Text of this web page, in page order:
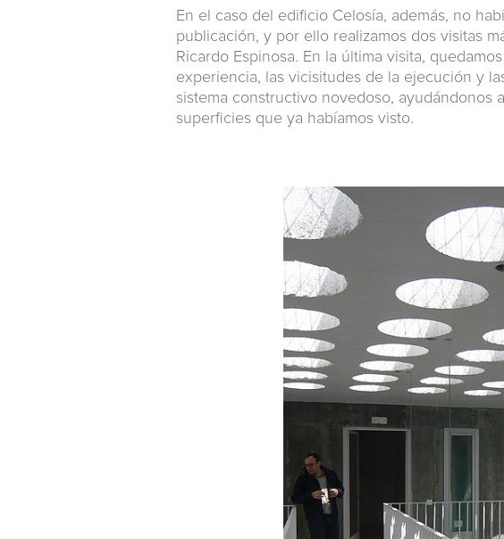
En el caso del edificio Celosía, además, no
publicación, y por ello realizamos dos visitas
Ricardo Espinosa. En la última visita,
experiencia, las vicisitudes de la ejecución y
sistema constructivo novedoso, ayudándonos
superficies que ya habíamos visto.